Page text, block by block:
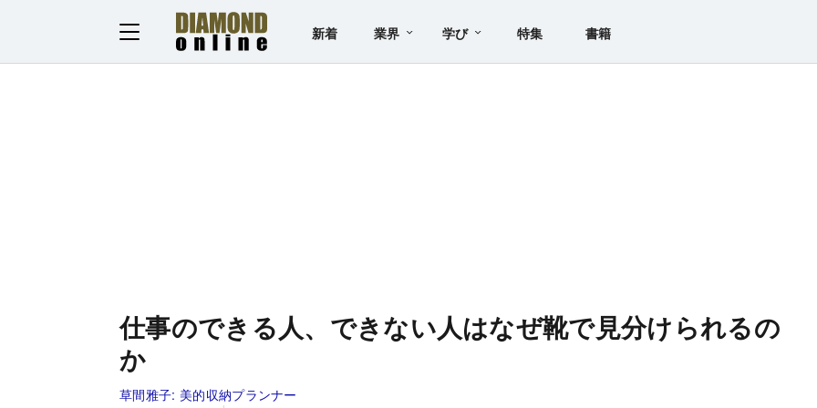
新着 業界 学び 特集 書籍
仕事のできる人、できない人はなぜ靴で見分けられるの
か
草間雅子: 美的収納プランナー